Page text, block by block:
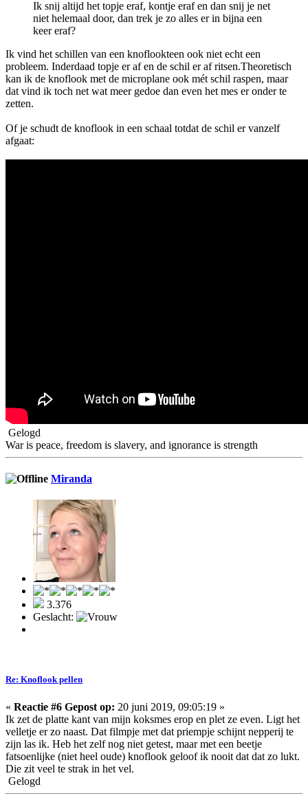
Ik snij altijd het topje eraf, kontje eraf en dan snij je net
niet helemaal door, dan trek je zo alles er in bijna een
keer eraf?
Ik vind het schillen van een knoflookteen ook niet echt een
probleem. Inderdaad topje er af en de schil er af ritsen.Theoretisch
kan ik de knoflook met de microplane ook mét schil raspen, maar
dat vind ik toch net wat meer gedoe dan even het mes er onder te
zetten.
Of je schudt de knoflook in een schaal totdat de schil er vanzelf
afgaat:
Gelogd
War is peace, freedom is slavery, and ignorance is strength
Miranda
3.376
Geslacht:
Re: Knoflook pellen
« Reactie #6 Gepost op: 20 juni 2019, 09:05:19 »
Ik zet de platte kant van mijn koksmes erop en plet ze even. Ligt het
velletje er zo naast. Dat filmpje met dat priempje schijnt nepperij te
zijn las ik. Heb het zelf nog niet getest, maar met een beetje
fatsoenlijke (niet heel oude) knoflook geloof ik nooit dat dat zo lukt.
Die zit veel te strak in het vel.
Gelogd